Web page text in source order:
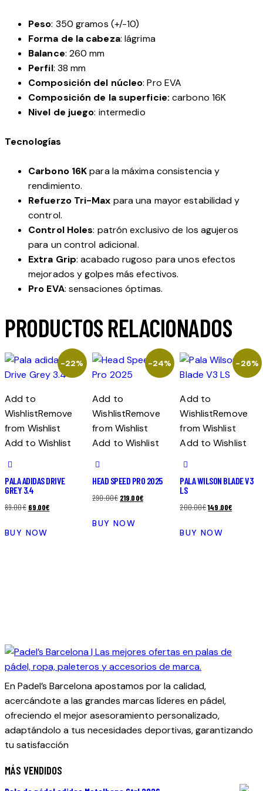
Peso: 350 gramos (+/-10)
Forma de la cabeza: lágrima
Balance: 260 mm
Perfil: 38 mm
Composición del núcleo: Pro EVA
Composición de la superficie: carbono 16K
Nivel de juego: intermedio
Tecnologías
Carbono 16Kpara la máxima consistencia y
rendimiento.
Refuerzo Tri-Max para una mayor estabilidad y
control.
Control Holes: patrón exclusivo de los agujeros
para un control adicional.
Extra Grip: acabado rugoso para unos efectos
mejorados y golpes más efectivos.
Pro EVA: sensaciones óptimas.
PRODUCTOS RELACIONADOS
-22%
Add to
WishlistRemove
from Wishlist
Add to Wishlist
PALA ADIDAS DRIVE
GREY 3.4
89.00€ El
original
69.00€El
BUY NOW
-24%
Add to
WishlistRemove
from Wishlist
Add to Wishlist
HEAD SPEED PRO 2025
290.00€ El
original
219.00€El
BUY NOW
-26%
Add to
WishlistRemove
from Wishlist
Add to Wishlist
PALA WILSON BLADE V3
LS
200.00€El
original
149.00€El
BUY NOW
En Padel’s Barcelona apostamos por la calidad,
acercándote a las grandes marcas líderes en pádel,
ofreciendo el mejor asesoramiento personalizado,
adaptándolo a tus necesidades deportivas, garantizando
tu satisfacción
MÁS VENDIDOS